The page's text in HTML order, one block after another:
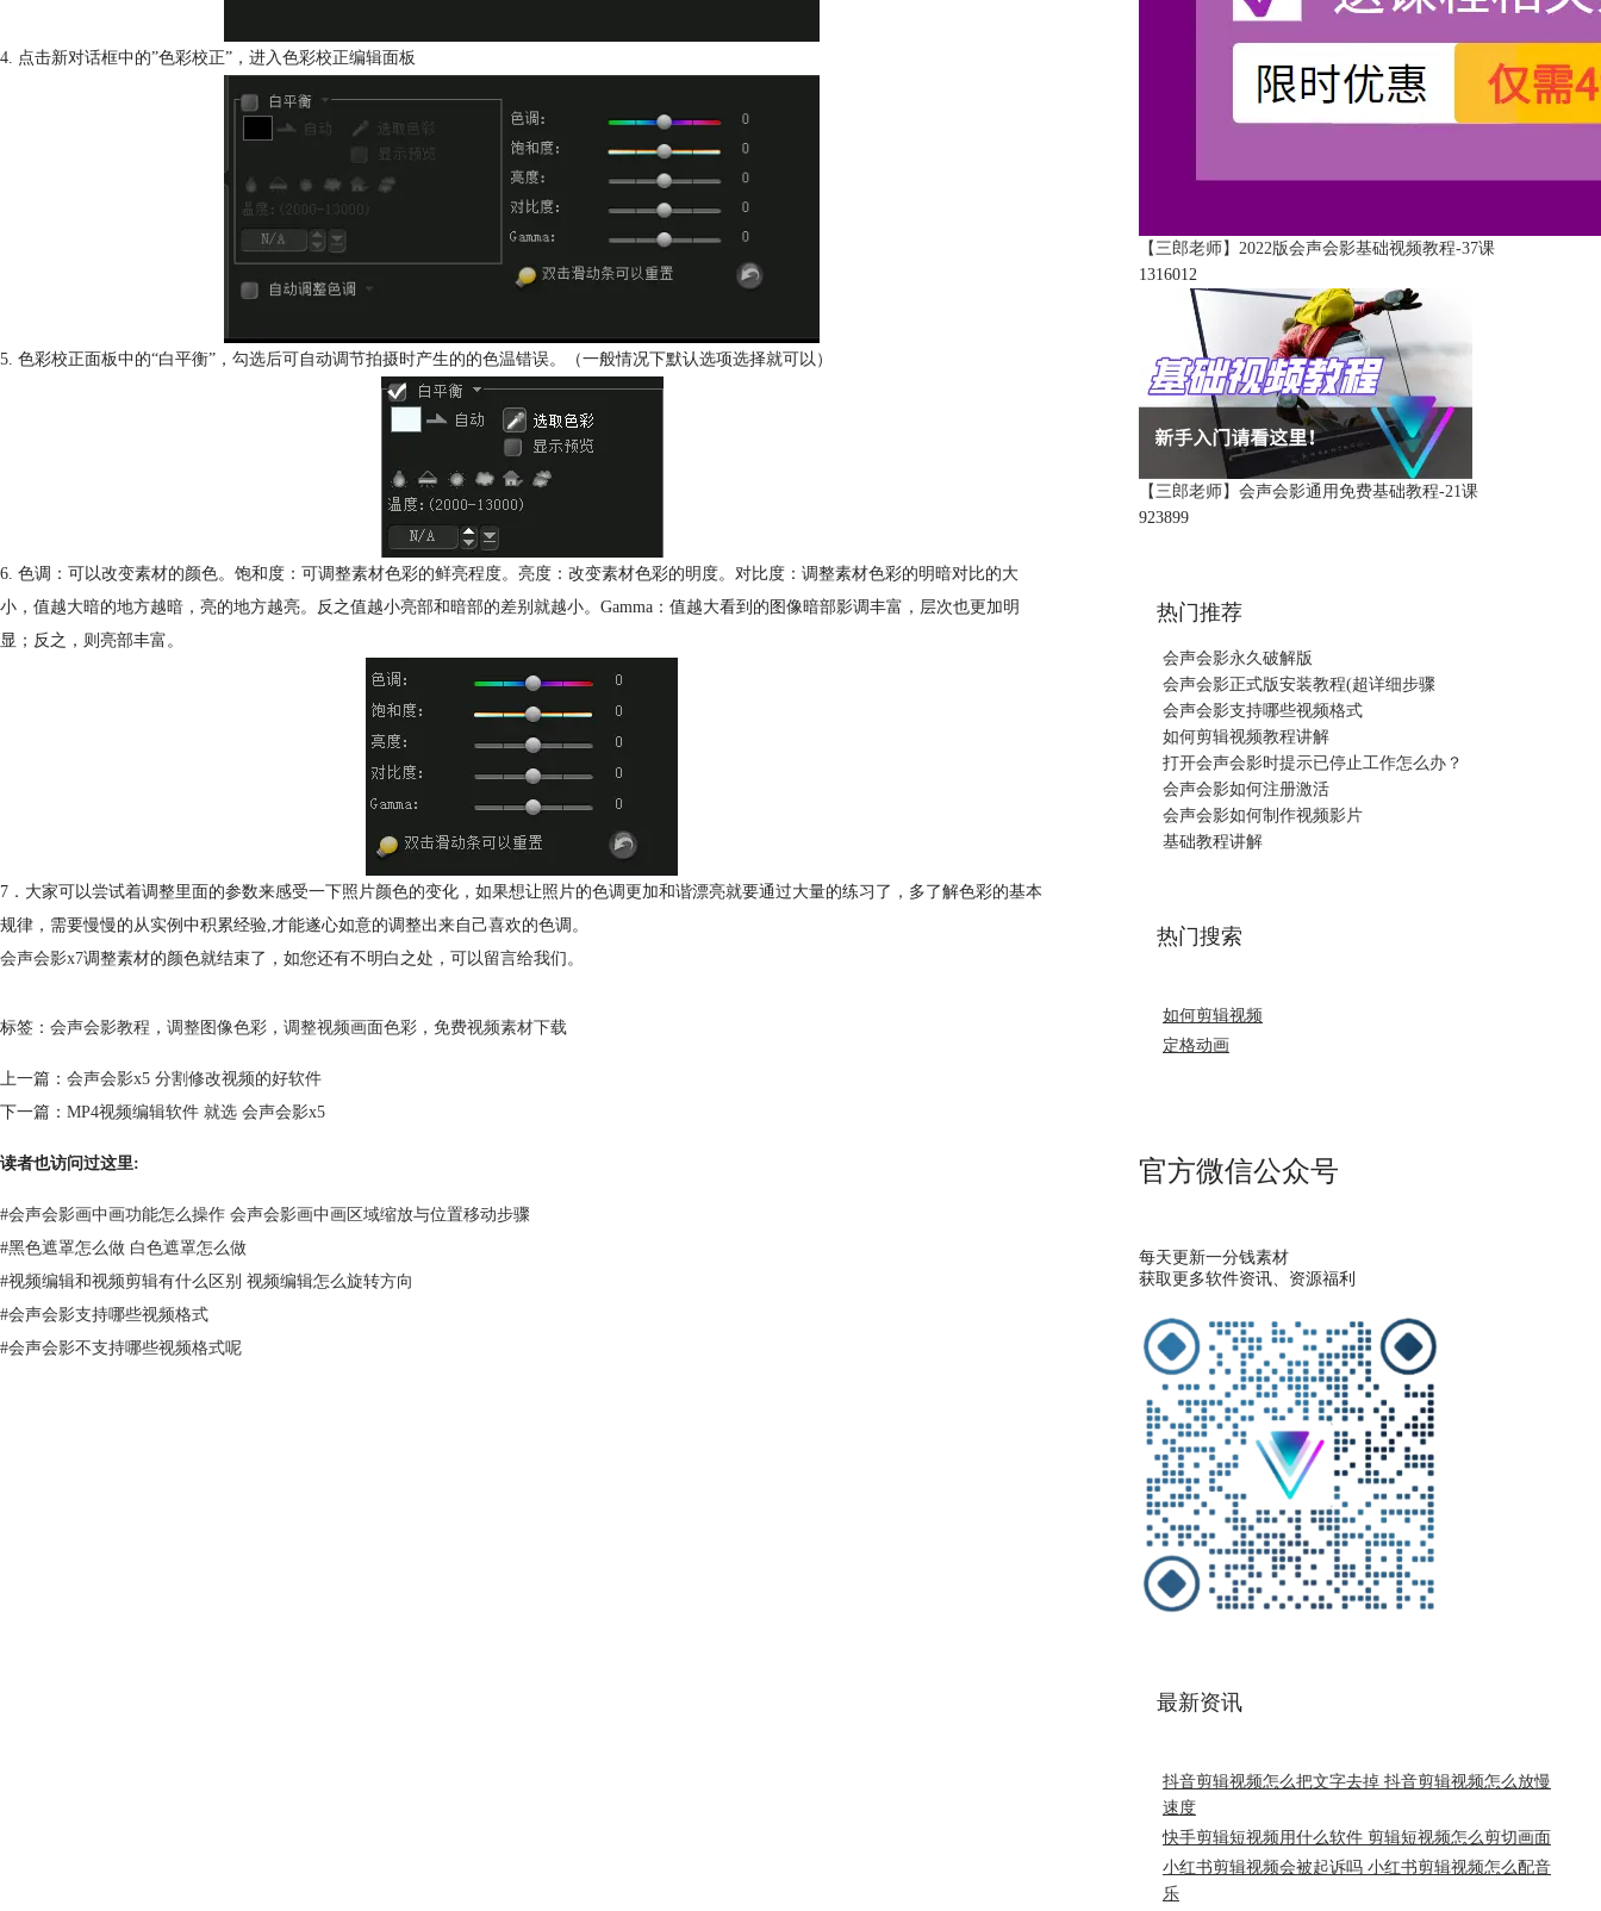
4. 点击新对话框中的”色彩校正”，进入色彩校正编辑面板
5. 色彩校正面板中的“白平衡”，勾选后可自动调节拍摄时产生的的色温错误。（一般情况下默认选项选择就可以）
6. 色调：可以改变素材的颜色。饱和度：可调整素材色彩的鲜亮程度。亮度：改变素材色彩的明度。对比度：调整素材色彩的明暗对比的大
小，值越大暗的地方越暗，亮的地方越亮。反之值越小亮部和暗部的差别就越小。Gamma：值越大看到的图像暗部影调丰富，层次也更加明
显；反之，则亮部丰富。
7．大家可以尝试着调整里面的参数来感受一下照片颜色的变化，如果想让照片的色调更加和谐漂亮就要通过大量的练习了，多了解色彩的基本
规律，需要慢慢的从实例中积累经验,才能遂心如意的调整出来自己喜欢的色调。
会声会影x7调整素材的颜色就结束了，如您还有不明白之处，可以留言给我们。
标签： 会声会影教程 ， 调整图像色彩 ， 调整视频画面色彩 ， 免费视频素材下载
上一篇： 会声会影x5 分割修改视频的好软件
下一篇： MP4视频编辑软件 就选 会声会影x5
读者也访问过这里:
#会声会影画中画功能怎么操作 会声会影画中画区域缩放与位置移动步骤
#黑色遮罩怎么做 白色遮罩怎么做
#视频编辑和视频剪辑有什么区别 视频编辑怎么旋转方向
#会声会影支持哪些视频格式
#会声会影不支持哪些视频格式呢
【三郎老师】2022版会声会影基础视频教程-37课
1316012
【三郎老师】会声会影通用免费基础教程-21课
923899
热门推荐
会声会影永久破解版
会声会影正式版安装教程(超详细步骤
会声会影支持哪些视频格式
如何剪辑视频教程讲解
打开会声会影时提示已停止工作怎么办？
会声会影如何注册激活
会声会影如何制作视频影片
基础教程讲解
热门搜索
如何剪辑视频
定格动画
官方微信公众号
每天更新一分钱素材
获取更多软件资讯、资源福利
最新资讯
抖音剪辑视频怎么把文字去掉 抖音剪辑视频怎么放慢
速度
快手剪辑短视频用什么软件 剪辑短视频怎么剪切画面
小红书剪辑视频会被起诉吗 小红书剪辑视频怎么配音
乐